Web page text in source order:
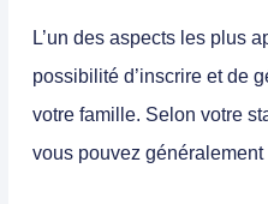
L’un des aspects les plus
possibilité d’inscrire et de
votre famille. Selon votre
vous pouvez généralement